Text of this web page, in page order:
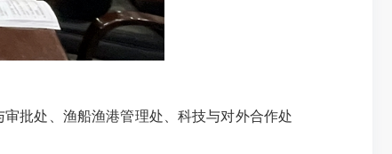
批处、渔船渔港管理处、科技与对外合作处